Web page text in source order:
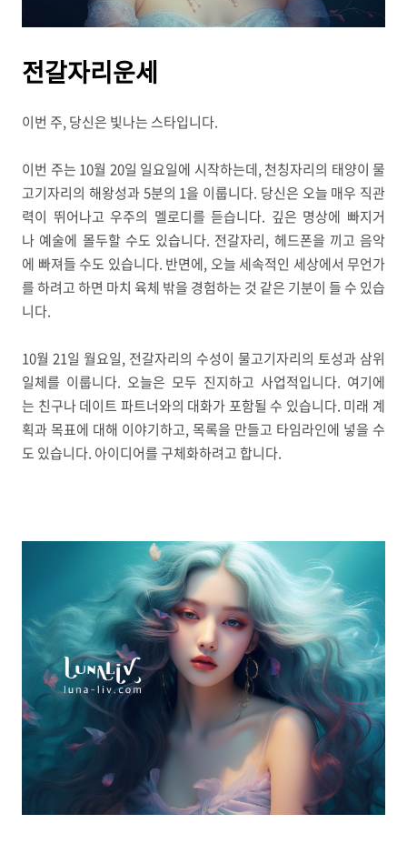
전갈자리운세
이번 주, 당신은 빛나는 스타입니다.
이번 주는 10월 20일 일요일에 시작하는데, 천칭자리의 태양이 물
고기자리의 해왕성과 5분의 1을 이룹니다. 당신은 오늘 매우 직관
력이 뛰어나고 우주의 멜로디를 듣습니다. 깊은 명상에 빠지거
나 예술에 몰두할 수도 있습니다. 전갈자리, 헤드폰을 끼고 음악
에 빠져들 수도 있습니다. 반면에, 오늘 세속적인 세상에서 무언가
를 하려고 하면 마치 육체 밖을 경험하는 것 같은 기분이 들 수 있습
니다.
10월 21일 월요일, 전갈자리의 수성이 물고기자리의 토성과 삼위
일체를 이룹니다. 오늘은 모두 진지하고 사업적입니다. 여기에
는 친구나 데이트 파트너와의 대화가 포함될 수 있습니다. 미래 계
획과 목표에 대해 이야기하고, 목록을 만들고 타임라인에 넣을 수
도 있습니다. 아이디어를 구체화하려고 합니다.